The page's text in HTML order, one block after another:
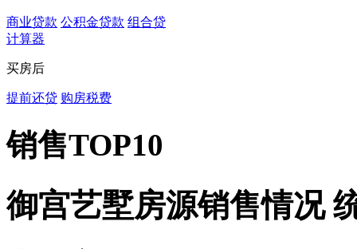
商业贷款 公积金贷款 组合贷
计算器
买房后
提前还贷 购房税费
销售TOP10
御宫艺墅房源销售情况